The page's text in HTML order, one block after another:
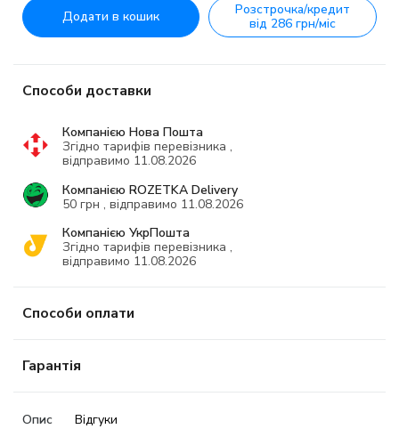
Додати в кошик
Розстрочка/кредит
від 286 грн/міс
Способи доставки
Компанією Нова Пошта
Згідно тарифів перевізника ,
відправимо 11.08.2026
Компанією ROZETKA Delivery
50 грн , відправимо 11.08.2026
Компанією УкрПошта
Згідно тарифів перевізника ,
відправимо 11.08.2026
Способи оплати
Гарантія
Опис Відгуки